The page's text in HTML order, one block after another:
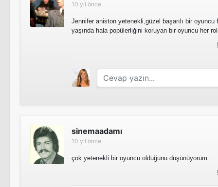
10 yıl önce
Jennifer aniston yetenekli,güzel başarılı bir
yaşında hala popülerliğini koruyan bir oyuncu her
sinemaadamı
10 yıl önce
çok yetenekli bir oyuncu olduğunu düşünüyorum.